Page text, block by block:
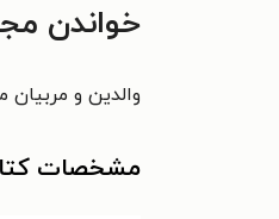
خواندن
والدین و
مشخصات